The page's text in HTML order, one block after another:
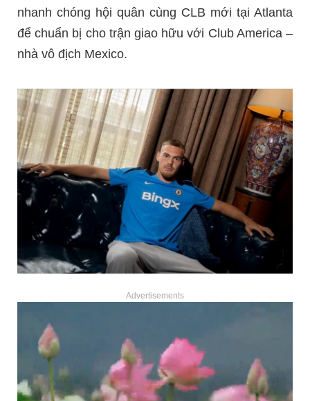
nhanh chóng hội quân cùng CLB mới tại Atlanta
để chuẩn bị cho trận giao hữu với Club America –
nhà vô địch Mexico.
Advertisements